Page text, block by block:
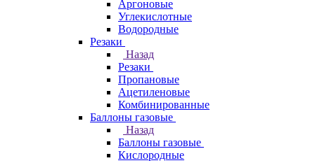
Аргоновые
Углекислотные
Водородные
Резаки
Назад
Резаки
Пропановые
Ацетиленовые
Комбинированные
Баллоны газовые
Назад
Баллоны газовые
Кислородные